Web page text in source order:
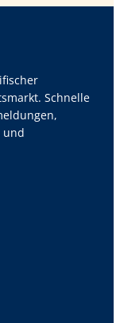
Schnelle
und